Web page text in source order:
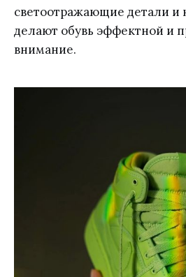
светоотражающие детали
делают обувь эффектной и
внимание.